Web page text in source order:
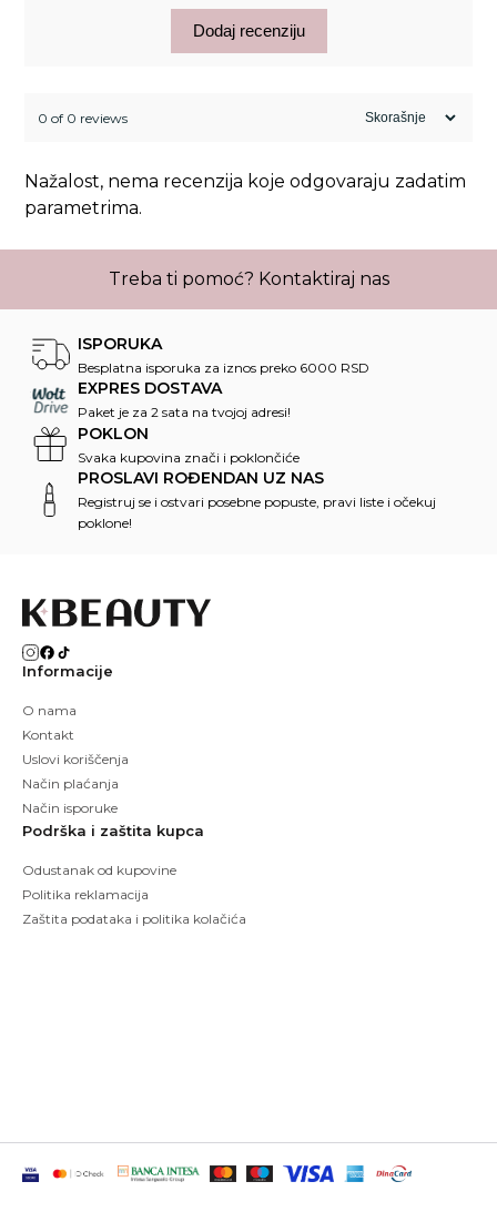
Dodaj recenziju
0 of 0 reviews
Nažalost, nema recenzija koje odgovaraju zadatim
parametrima.
Treba ti pomoć? Kontaktiraj nas
ISPORUKA
Besplatna isporuka za iznos preko 6000 RSD
EXPRES DOSTAVA
Paket je za 2 sata na tvojoj adresi!
POKLON
Svaka kupovina znači i poklončiće
PROSLAVI ROĐENDAN UZ NAS
Registruj se i ostvari posebne popuste, pravi liste i očekuj
poklone!
Informacije
O nama
Kontakt
Uslovi koriščenja
Način plaćanja
Način isporuke
Podrška i zaštita kupca
Odustanak od kupovine
Politika reklamacija
Zaštita podataka i politika kolačića